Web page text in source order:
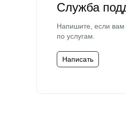
Служба
Напишите, если вам
по услугам.
Написать